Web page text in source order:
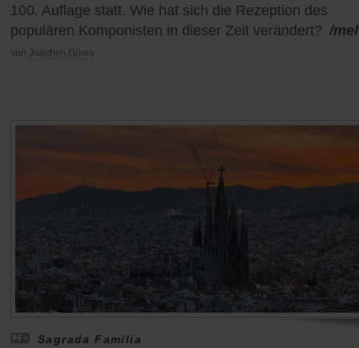
100. Auflage statt. Wie hat sich die Rezeption des
populären Komponisten in dieser Zeit verändert? /
von Joachim Göres
Sagrada Família